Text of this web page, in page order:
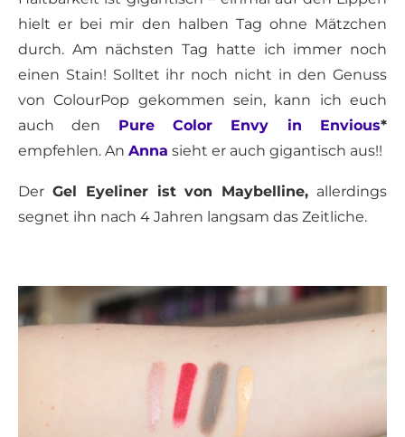
hielt er bei mir den halben Tag ohne Mätzchen
durch. Am nächsten Tag hatte ich immer noch
einen Stain! Solltet ihr noch nicht in den Genuss
von ColourPop gekommen sein, kann ich euch
auch den Pure Color Envy in Envious*
empfehlen. An Anna sieht er auch gigantisch aus!!
Der Gel Eyeliner ist von Maybelline, allerdings
segnet ihn nach 4 Jahren langsam das Zeitliche.